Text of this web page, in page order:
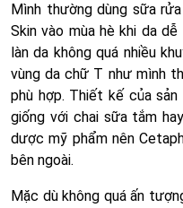
Mình thường dùng sữa
Skin vào mùa hè khi da
làn da không quá nhiều
vùng da chữ T như mình
phù hợp. Thiết kế của
giống với chai sữa tắm
dược mỹ phẩm nên
bên ngoài.
Mặc dù không quá ấn